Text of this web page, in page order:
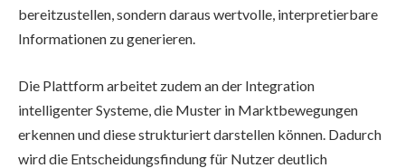
bereitzustellen, sondern daraus wertvolle, interpretierbare
Informationen zu generieren.
Die Plattform arbeitet zudem an der Integration
intelligenter Systeme, die Muster in Marktbewegungen
erkennen und diese strukturiert darstellen können. Dadurch
wird die Entscheidungsfindung für Nutzer deutlich